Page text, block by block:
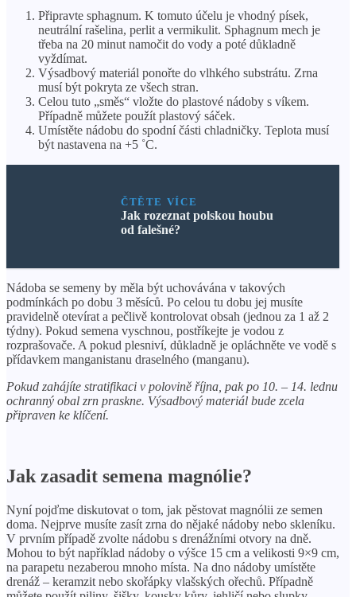
Připravte sphagnum. K tomuto účelu je vhodný písek,
neutrální rašelina, perlit a vermikulit. Sphagnum mech je
třeba na 20 minut namočit do vody a poté důkladně
vyždímat.
Výsadbový materiál ponořte do vlhkého substrátu. Zrna
musí být pokryta ze všech stran.
Celou tuto „směs“ vložte do plastové nádoby s víkem.
Případně můžete použít plastový sáček.
Umístěte nádobu do spodní části chladničky. Teplota musí
být nastavena na +5 ˚С.
ČTĚTE VÍCE
Jak rozeznat polskou houbu
od falešné?
Nádoba se semeny by měla být uchovávána v takových
podmínkách po dobu 3 měsíců. Po celou tu dobu jej musíte
pravidelně otevírat a pečlivě kontrolovat obsah (jednou za 1 až 2
týdny). Pokud semena vyschnou, postříkejte je vodou z
rozprašovače. A pokud plesniví, důkladně je opláchněte ve vodě s
přídavkem manganistanu draselného (manganu).
Pokud zahájíte stratifikaci v polovině října, pak po 10. – 14. lednu
ochranný obal zrn praskne. Výsadbový materiál bude zcela
připraven ke klíčení.
Jak zasadit semena magnólie?
Nyní pojďme diskutovat o tom, jak pěstovat magnólii ze semen
doma. Nejprve musíte zasít zrna do nějaké nádoby nebo skleníku.
V prvním případě zvolte nádobu s drenážními otvory na dně.
Mohou to být například nádoby o výšce 15 cm a velikosti 9×9 cm,
na parapetu nezaberou mnoho místa. Na dno nádoby umístěte
drenáž – keramzit nebo skořápky vlašských ořechů. Případně